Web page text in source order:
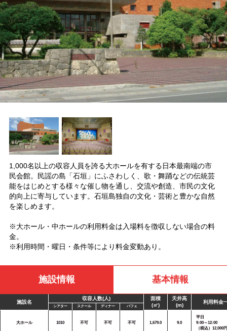
1,000名以上の収容人員を誇る大ホールを有する日本最南端の市
民会館。民謡の島「石垣」にふさわしく、歌・舞踊などの伝統芸
能をはじめとする様々な催し物を通し、交流や創造、市民の文化
的向上に寄与しています。石垣島独自の文化・芸術と豊かな自然
を楽しめます。
※大ホール・中ホールの利用料金は入場料を徴収しない場合の料
金。
※利用時間・曜日・条件等により料金変動あり。
施設情報 基本情報
施設名
収容人数(人)
面積
(㎡)
天井高
(m)
利用料金
シアター スクール ディナー バフェ
大ホール 1010 不可 不可 不可 1,679.0 9.0
平日
9:00～12:00
（税込）12,000円